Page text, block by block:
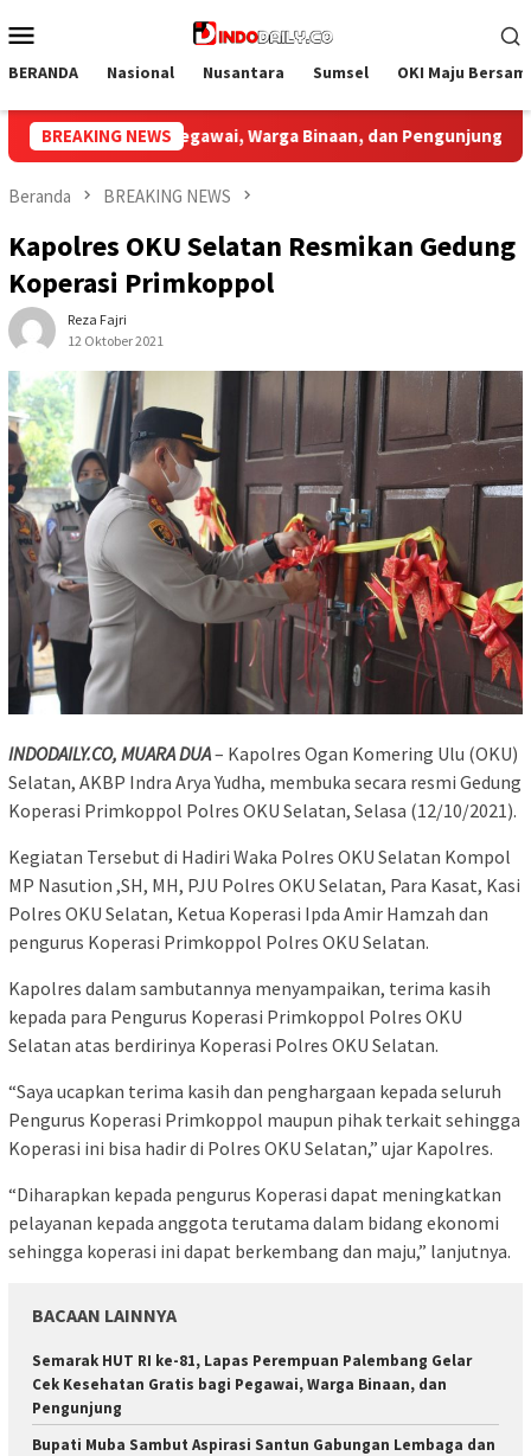
ke
Mobile
BERANDA Nasional Nusantara Sumsel OKI Maju
BREAKING NEWSBupati Muba Sambut Aspirasi Santun
Beranda BREAKING NEWS
Kapolres OKU Selatan Resmikan Gedung
Koperasi Primkoppol
Reza Fajri
12 Oktober 2021
INDODAILY.CO, MUARA DUA– Kapolres Ogan Komering Ulu (OKU)
Selatan, AKBP Indra Arya Yudha, membuka secara resmi Gedung
Koperasi Primkoppol Polres OKU Selatan, Selasa (12/10/2021).
Kegiatan Tersebut di Hadiri Waka Polres OKU Selatan Kompol
MP Nasution ,SH, MH, PJU Polres OKU Selatan, Para Kasat, Kasi
Polres OKU Selatan, Ketua Koperasi Ipda Amir Hamzah dan
pengurus Koperasi Primkoppol Polres OKU Selatan.
Kapolres dalam sambutannya menyampaikan, terima kasih
kepada para Pengurus Koperasi Primkoppol Polres OKU
Selatan atas berdirinya Koperasi Polres OKU Selatan.
“Saya ucapkan terima kasih dan penghargaan kepada seluruh
Pengurus Koperasi Primkoppol maupun pihak terkait sehingga
Koperasi ini bisa hadir di Polres OKU Selatan,” ujar Kapolres.
“Diharapkan kepada pengurus Koperasi dapat meningkatkan
pelayanan kepada anggota terutama dalam bidang ekonomi
sehingga koperasi ini dapat berkembang dan maju,” lanjutnya.
BACAAN LAINNYA
Semarak HUT RI ke-81, Lapas Perempuan Palembang Gelar
Cek Kesehatan Gratis bagi Pegawai, Warga Binaan, dan
Pengunjung
Bupati Muba Sambut Aspirasi Santun Gabungan Lembaga dan